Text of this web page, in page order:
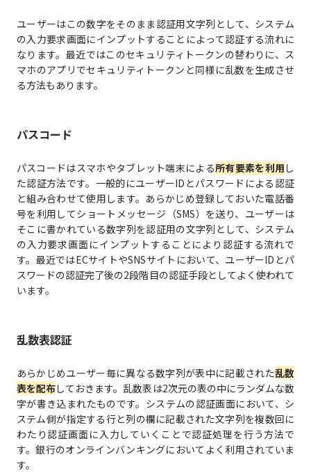
ユーザーはこの数字をそのまま認証用文字列として、システム
の入力要求画面にインプットすることによって認証する流れに
なります。最近ではこのセキュリティトークンの替わりに、ス
マホのアプリでセキュリティトークンと同様に乱数を生成させ
る方法もあります。
パスコード
パスコードはスマホやタブレット端末による所有要素を利用 し
た認証方法です。一般的にユーザーIDとパスワードによる認証
と組み合わせて使用します。あらかじめ登録しておいた電話番
号を利用してショートメッセージ（SMS）を送り、ユーザーは
そこに書かれている数字列を認証用の文字列として、システム
の入力要求画面にインプットすることにより認証する流れで
す。最近ではECサイトやSNSサイトにおいて、ユーザーIDとパ
スワードの認証完了後の2段階目の認証手段としてよく使われて
います。
乱数表認証
あらかじめユーザー毎に異なる数字列が表中に記載された乱数
表を配布しておきます。乱数表は2次元の表の中にランダムな数
字が書き込まれたものです。システムの認証画面において、シ
ステム側が指定する行と列の欄に記載された文字列を複数回に
わたり認証画面に入力していくことで認証処理を行う方法で
す。銀行のオンラインバンキングにおいてよく利用されていま
す。